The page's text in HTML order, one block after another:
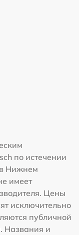
по истечении
Нижнем
имеет
Цены
исключительно
публичной
Названия и